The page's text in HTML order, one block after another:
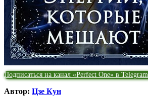
Подписаться на канал «Perfect One» в Telegram
Автор: Цзе Кун